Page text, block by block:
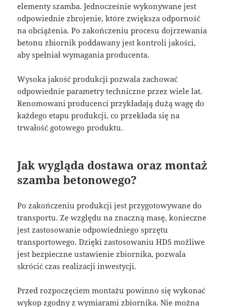
elementy szamba. Jednocześnie wykonywane jest
odpowiednie zbrojenie, które zwiększa odporność
na obciążenia. Po zakończeniu procesu dojrzewania
betonu zbiornik poddawany jest kontroli jakości,
aby spełniał wymagania producenta.
Wysoka jakość produkcji pozwala zachować
odpowiednie parametry techniczne przez wiele lat.
Renomowani producenci przykładają dużą wagę do
każdego etapu produkcji, co przekłada się na
trwałość gotowego produktu.
Jak wygląda dostawa oraz montaż
szamba betonowego?
Po zakończeniu produkcji jest przygotowywane do
transportu. Ze względu na znaczną masę, konieczne
jest zastosowanie odpowiedniego sprzętu
transportowego. Dzięki zastosowaniu HDS możliwe
jest bezpieczne ustawienie zbiornika, pozwala
skrócić czas realizacji inwestycji.
Przed rozpoczęciem montażu powinno się wykonać
wykop zgodny z wymiarami zbiornika. Nie można